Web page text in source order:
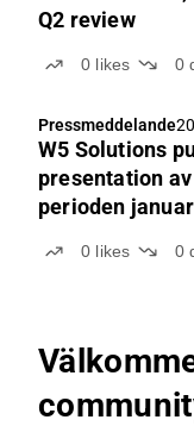
Q2 review
0 likes 0
Pressmeddelande
W5 Solutions
presentation
perioden
0 likes 0